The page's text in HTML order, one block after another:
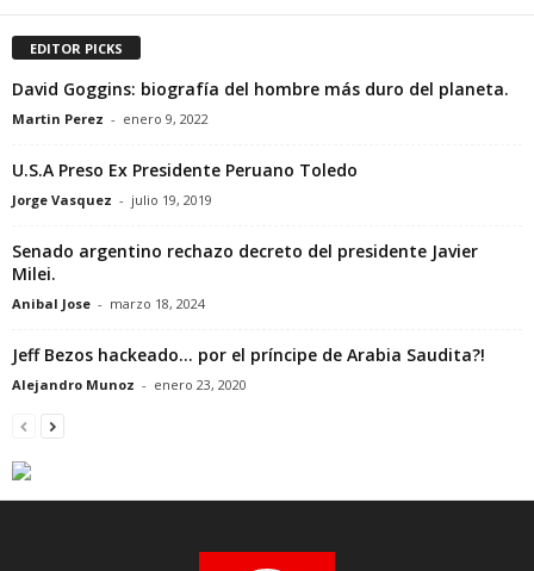
EDITOR PICKS
David Goggins: biografía del hombre más duro del planeta.
Martin Perez - enero 9, 2022
U.S.A Preso Ex Presidente Peruano Toledo
Jorge Vasquez - julio 19, 2019
Senado argentino rechazo decreto del presidente Javier
Milei.
Anibal Jose - marzo 18, 2024
Jeff Bezos hackeado… por el príncipe de Arabia Saudita?!
Alejandro Munoz - enero 23, 2020